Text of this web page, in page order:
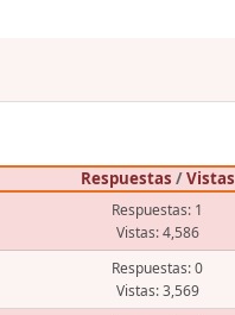
Respuestas /Vistas
Respuestas: 1
Vistas: 4,586
Respuestas: 0
Vistas: 3,569